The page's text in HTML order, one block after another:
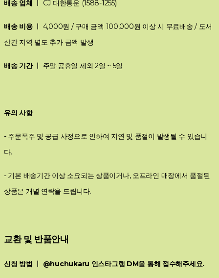
배송 업체 ㅣ CJ 대한통운 (1588-1255)
배송 비용 ㅣ 4,000원 / 구매 금액 100,000원 이상 시 무료배송 / 도서
산간 지역 별도 추가 금액 발생
배송 기간 ㅣ 주말·공휴일 제외 2일 ~ 5일
유의 사항
- 주문폭주 및 공급 사정으로 인하여 지연 및 품절이 발생될 수 있습니
다.
- 기본 배송기간 이상 소요되는 상품이거나, 오프라인 매장에서 품절된
상품은 개별 연락을 드립니다.
교환 및 반품안내
신청 방법 ㅣ @huchukaru 인스타그램 DM을 통해 접수해주세요.